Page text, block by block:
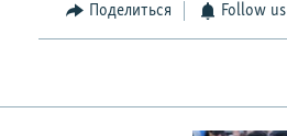
Поделиться Follow us